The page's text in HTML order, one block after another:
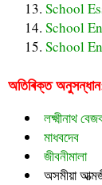
School
School
School
অতিৰিক্ত
লক্ষ্মীনাথ
মাধবদেব
জীবনীমালা
অসমীয়া